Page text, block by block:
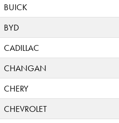
BUICK
BYD
CADILLAC
CHANGAN
CHERY
CHEVROLET